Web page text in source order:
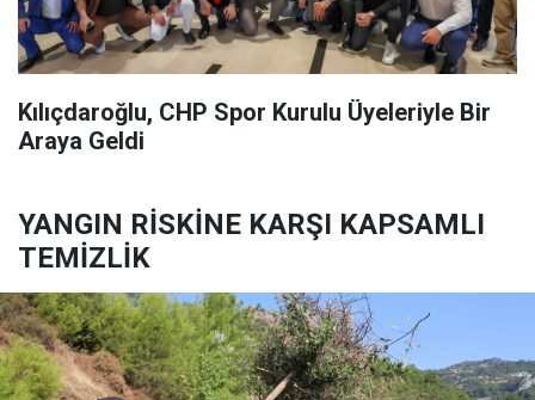
Kılıçdaroğlu, CHP Spor Kurulu Üyeleriyle Bir
Araya Geldi
YANGIN RİSKİNE KARŞI KAPSAMLI
TEMİZLİK